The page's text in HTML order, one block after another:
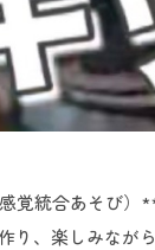
覚統合あそび）
、楽しみなが